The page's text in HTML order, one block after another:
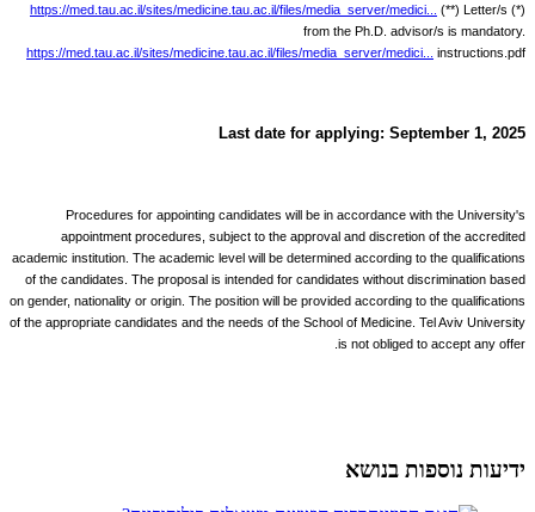
(*)
https://med.tau.ac.il/sites/medicine.tau.ac.il/files/media_server/medici...
(**) Letter/s
from the Ph.D. advisor/s is mandatory.
https://med.tau.ac.il/sites/medicine.tau.ac.il/files/media_server/medici...
instructions.pdf
Last date for applying: September 1, 2025
Procedures for appointing candidates will be in accordance with the University's
appointment procedures, subject to the approval and discretion of the accredited
academic institution. The academic level will be determined according to the qualifications
of the candidates. The proposal is intended for candidates without discrimination based
on gender, nationality or origin. The position will be provided according to the qualifications
of the appropriate candidates and the needs of the School of Medicine. Tel Aviv University
is not obliged to accept any offer.
ידיעות נוספות בנושא